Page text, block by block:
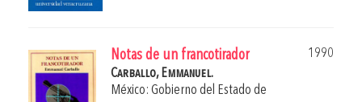
Notas de un francotirador
1990
Carballo, Emmanuel.
México: Gobierno del Estado de